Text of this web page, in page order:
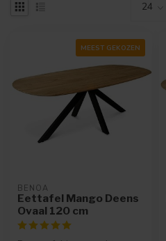
MEEST GEKOZEN
BENOA
Eettafel Mango Deens
Ovaal 120 cm